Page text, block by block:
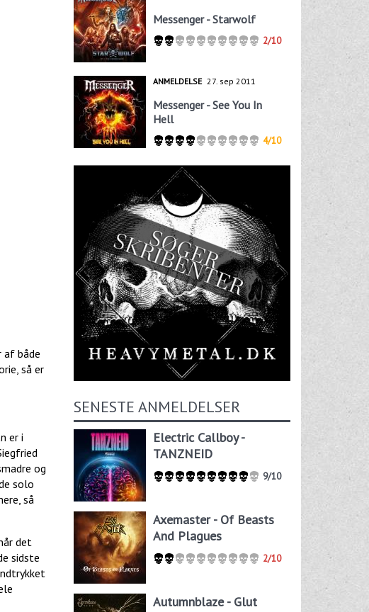
af både
så er
er i
og
solo
så
det
sidste
Messenger - Starwolf
2/10
ANMELDELSE 27. sep 2011
Messenger - See You In
Hell
4/10
SENESTE ANMELDELSER
Electric Callboy -
TANZNEID
9/10
Axemaster - Of Beasts
And Plagues
2/10
Autumnblaze - Glut